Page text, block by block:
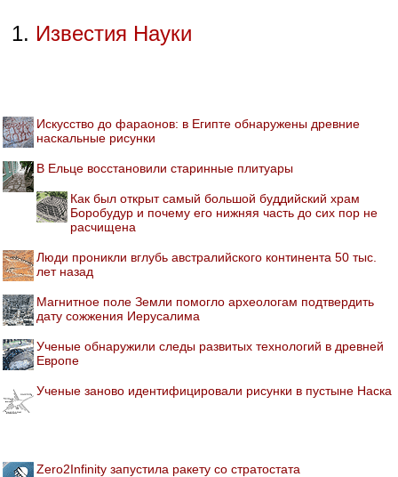
Известия Науки
Искусство до фараонов: в Египте обнаружены древние
наскальные рисунки
В Ельце восстановили старинные плитуары
Как был открыт самый большой буддийский храм
Боробудур и почему его нижняя часть до сих пор не
расчищена
Люди проникли вглубь австралийского континента 50 тыс.
лет назад
Магнитное поле Земли помогло археологам подтвердить
дату сожжения Иерусалима
Ученые обнаружили следы развитых технологий в древней
Европе
Ученые заново идентифицировали рисунки в пустыне Наска
Zero2Infinity запустила ракету со стратостата